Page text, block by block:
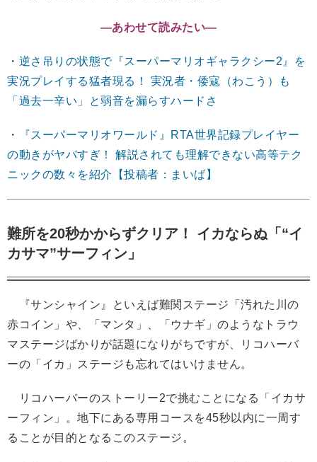
―あわせて読みたい―
・ 逆さ吊りの状態で『スーパーマリオギャラクシー2』を
実況プレイする猛者現る！ 実況者・倭寇（わこう）も
「過去一辛い」と弱音を漏らすハードさ
・
『スーパーマリオワールド』RTA世界記録プレイヤー
の動きがヤバすぎ！ 解説されても理解できない高等テク
ニックの数々を紹介【投稿者：まいば】
難所を20秒かからずクリア！ イカならぬ「“イ
カサマ”サーフィン」
『サンシャイン』といえば難関ステージ「汚れた川の
赤コイン」や、「マンタ」、「ウナギ」のようなトラウ
マステージばかりが話題になりがちですが、リコハーバ
ーの「イカ」ステージも忘れてはいけません。
リコハーバーのストーリー2で挑むことになる「イカサ
ーフィン」。地下にある専用コースを45秒以内に一周す
ることが目的となるこのステージ。